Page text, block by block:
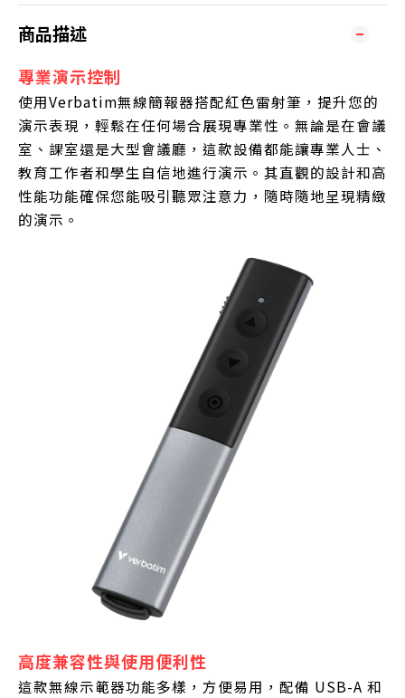
商品描述
專業演示控制
使用Verbatim無線簡報器搭配紅色雷射筆，提升您的
演示表現，輕鬆在任何場合展現專業性。無論是在會議
室、課室還是大型會議廳，這款設備都能讓專業人士、
教育工作者和學生自信地進行演示。其直觀的設計和高
性能功能確保您能吸引聽眾注意力，隨時隨地呈現精緻
的演示。
高度兼容性與使用便利性
這款無線示範器功能多樣，方便易用，配備 USB-A 和